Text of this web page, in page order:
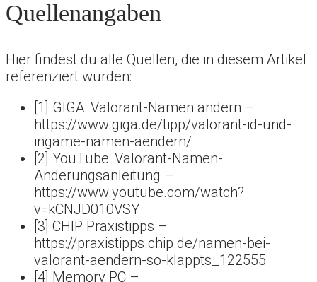
Quellenangaben
Hier findest du alle Quellen, die in diesem Artikel
referenziert wurden:
[1] GIGA: Valorant-Namen ändern –
https://www.giga.de/tipp/valorant-id-und-
ingame-namen-aendern/
[2] YouTube: Valorant-Namen-
Änderungsanleitung –
https://www.youtube.com/watch?
v=kCNJD010VSY
[3] CHIP Praxistipps –
https://praxistipps.chip.de/namen-bei-
valorant-aendern-so-klappts_122555
[4] Memory PC –